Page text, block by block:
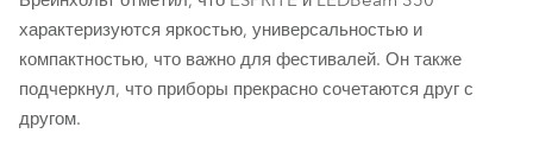
характеризуются яркостью, универсальностью и
компактностью, что важно для фестивалей. Он также
подчеркнул, что приборы прекрасно сочетаются друг с
другом.